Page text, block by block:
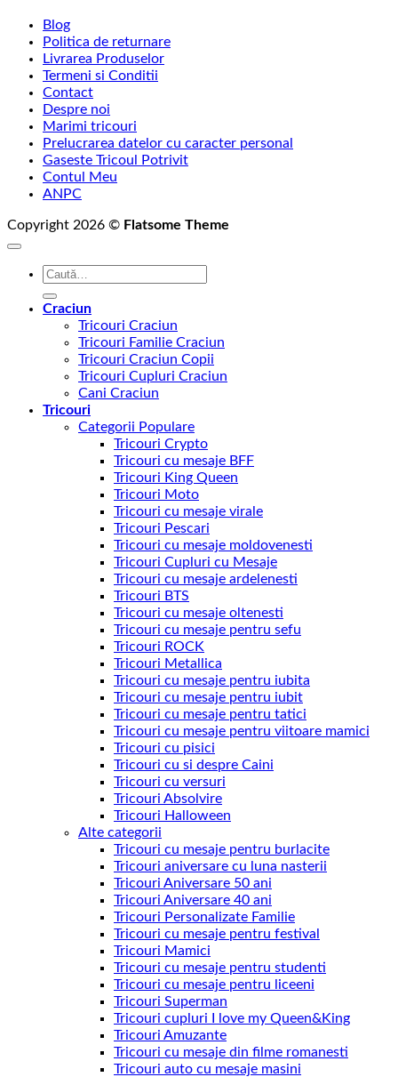
Blog
Politica de returnare
Livrarea Produselor
Termeni si Conditii
Contact
Despre noi
Marimi tricouri
Prelucrarea datelor cu caracter personal
Gaseste Tricoul Potrivit
Contul Meu
ANPC
Copyright 2026 © Flatsome Theme
Caută
Craciun
Tricouri Craciun
Tricouri Familie Craciun
Tricouri Craciun Copii
Tricouri Cupluri Craciun
Cani Craciun
Tricouri
Categorii Populare
Tricouri Crypto
Tricouri cu mesaje BFF
Tricouri King Queen
Tricouri Moto
Tricouri cu mesaje virale
Tricouri Pescari
Tricouri cu mesaje moldovenesti
Tricouri Cupluri cu Mesaje
Tricouri cu mesaje ardelenesti
Tricouri BTS
Tricouri cu mesaje oltenesti
Tricouri cu mesaje pentru sefu
Tricouri ROCK
Tricouri Metallica
Tricouri cu mesaje pentru iubita
Tricouri cu mesaje pentru iubit
Tricouri cu mesaje pentru tatici
Tricouri cu mesaje pentru viitoare mamici
Tricouri cu pisici
Tricouri cu si despre Caini
Tricouri cu versuri
Tricouri Absolvire
Tricouri Halloween
Alte categorii
Tricouri cu mesaje pentru burlacite
Tricouri aniversare cu luna nasterii
Tricouri Aniversare 50 ani
Tricouri Aniversare 40 ani
Tricouri Personalizate Familie
Tricouri cu mesaje pentru festival
Tricouri Mamici
Tricouri cu mesaje pentru studenti
Tricouri cu mesaje pentru liceeni
Tricouri Superman
Tricouri cupluri I love my Queen&King
Tricouri Amuzante
Tricouri cu mesaje din filme romanesti
Tricouri auto cu mesaje masini